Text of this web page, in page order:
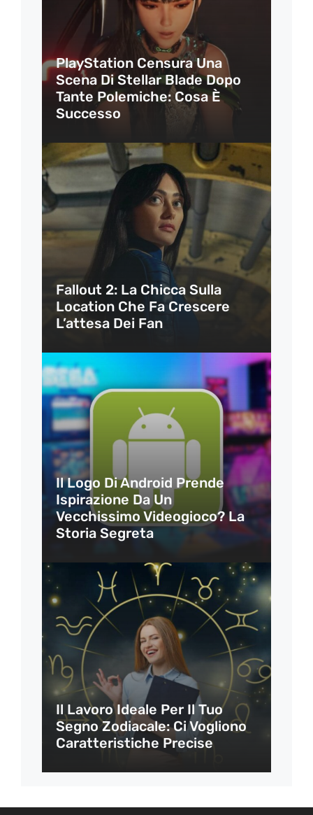
PlayStation Censura Una
Scena Di Stellar Blade Dopo
Tante Polemiche: Cosa È
Successo
Fallout 2: La Chicca Sulla
Location Che Fa Crescere
L’attesa Dei Fan
Il Logo Di Android Prende
Ispirazione Da Un
Vecchissimo Videogioco? La
Storia Segreta
Il Lavoro Ideale Per Il Tuo
Segno Zodiacale: Ci Vogliono
Caratteristiche Precise